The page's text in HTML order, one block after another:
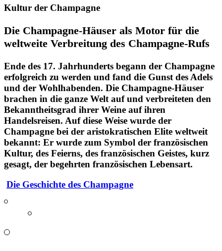
Kultur der Champagne
Die Champagne-Häuser als Motor für die
weltweite Verbreitung des Champagne-Rufs
Ende des 17. Jahrhunderts begann der Champagne
erfolgreich zu werden und fand die Gunst des Adels
und der Wohlhabenden. Die Champagne-Häuser
brachen in die ganze Welt auf und verbreiteten den
Bekanntheitsgrad ihrer Weine auf ihren
Handelsreisen. Auf diese Weise wurde der
Champagne bei der aristokratischen Elite weltweit
bekannt: Er wurde zum Symbol der französischen
Kultur, des Feierns, des französischen Geistes, kurz
gesagt, der begehrten französischen Lebensart.
Die Geschichte des Champagne